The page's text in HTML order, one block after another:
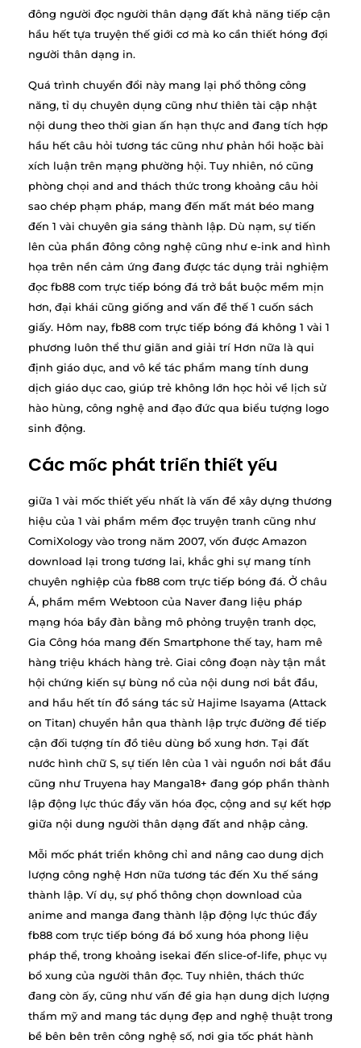
đông người đọc người thân dạng đất khả năng tiếp cận
hầu hết tựa truyện thế giới cơ mà ko cần thiết hóng đợi
người thân dạng in.
Quá trình chuyển đổi này mang lại phổ thông công
năng, tỉ dụ chuyên dụng cũng như thiên tài cập nhật
nội dung theo thời gian ấn hạn thực and đang tích hợp
hầu hết câu hỏi tương tác cũng như phản hồi hoặc bài
xích luận trên mạng phường hội. Tuy nhiên, nó cũng
phòng chọi and and thách thức trong khoảng câu hỏi
sao chép phạm pháp, mang đến mất mát béo mang
đến 1 vài chuyên gia sáng thành lập. Dù nạm, sự tiến
lên của phần đông công nghệ cũng như e-ink and hình
họa trên nền cảm ứng đang được tác dụng trải nghiệm
đọc fb88 com trực tiếp bóng đá trở bắt buộc mềm mịn
hơn, đại khái cũng giống and vấn đề thế 1 cuốn sách
giấy. Hôm nay, fb88 com trực tiếp bóng đá không 1 vài 1
phương luôn thể thư giãn and giải trí Hơn nữa là qui
định giáo dục, and vô kể tác phẩm mang tính dung
dịch giáo dục cao, giúp trẻ không lớn học hỏi về lịch sử
hào hùng, công nghệ and đạo đức qua biểu tượng logo
sinh động.
Các mốc phát triển thiết yếu
giữa 1 vài mốc thiết yếu nhất là vấn đề xây dựng thương
hiệu của 1 vài phầm mềm đọc truyện tranh cũng như
ComiXology vào trong năm 2007, vốn được Amazon
download lại trong tương lai, khắc ghi sự mang tính
chuyên nghiệp của fb88 com trực tiếp bóng đá. Ở châu
Á, phầm mềm Webtoon của Naver đang liệu pháp
mạng hóa bầy đàn bằng mô phỏng truyện tranh dọc,
Gia Công hóa mang đến Smartphone thế tay, ham mê
hàng triệu khách hàng trẻ. Giai công đoạn này tận mắt
hội chứng kiến sự bùng nổ của nội dung nơi bắt đầu,
and hầu hết tín đồ sáng tác sử Hajime Isayama (Attack
on Titan) chuyển hẳn qua thành lập trực đường để tiếp
cận đối tượng tín đồ tiêu dùng bổ xung hơn. Tại đất
nước hình chữ S, sự tiến lên của 1 vài nguồn nơi bắt đầu
cũng như Truyena hay Manga18+ đang góp phần thành
lập động lực thúc đẩy văn hóa đọc, cộng and sự kết hợp
giữa nội dung người thân dạng đất and nhập cảng.
Mỗi mốc phát triển không chỉ and nâng cao dung dịch
lượng công nghệ Hơn nữa tương tác đến Xu thế sáng
thành lập. Ví dụ, sự phổ thông chọn download của
anime and manga đang thành lập động lực thúc đẩy
fb88 com trực tiếp bóng đá bổ xung hóa phong liệu
pháp thể, trong khoảng isekai đến slice-of-life, phục vụ
bổ xung của người thân đọc. Tuy nhiên, thách thức
đang còn ấy, cũng như vấn đề gia hạn dung dịch lượng
thẩm mỹ and mang tác dụng đẹp and nghệ thuật trong
bề bên bên trên công nghệ số, nơi gia tốc phát hành